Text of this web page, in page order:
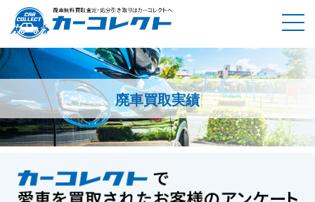
廃車買取実績
ホーム 廃車買取実績 奈良県 アウディ A4